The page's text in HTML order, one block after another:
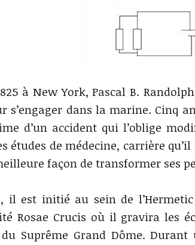
à New York, Pascal B.
s’engager dans la marine. Cinq
d’un accident qui l’oblige
études de médecine, carrière
façon de transformer ses
il est initié au sein de
Rosae Crucis où il gravira les
Suprême Grand Dôme.